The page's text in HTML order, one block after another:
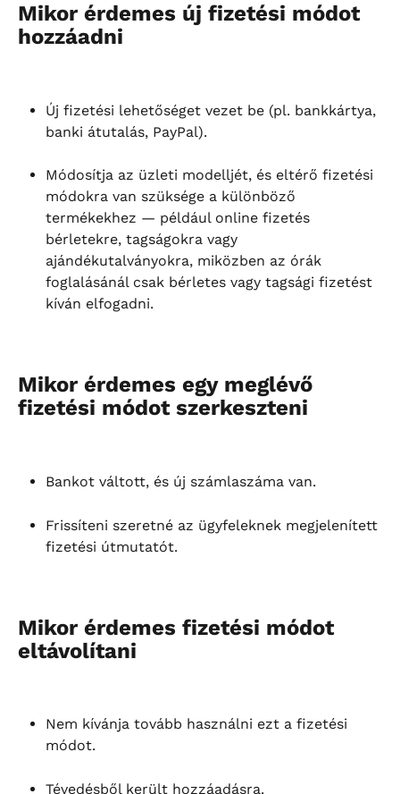
Mikor érdemes új fizetési módot
hozzáadni
Új fizetési lehetőséget vezet be (pl. bankkártya,
banki átutalás, PayPal).
Módosítja az üzleti modelljét, és eltérő fizetési
módokra van szüksége a különböző
termékekhez — például online fizetés
bérletekre, tagságokra vagy
ajándékutalványokra, miközben az órák
foglalásánál csak bérletes vagy tagsági fizetést
kíván elfogadni.
Mikor érdemes egy meglévő
fizetési módot szerkeszteni
Bankot váltott, és új számlaszáma van.
Frissíteni szeretné az ügyfeleknek megjelenített
fizetési útmutatót.
Mikor érdemes fizetési módot
eltávolítani
Nem kívánja tovább használni ezt a fizetési
módot.
Tévedésből került hozzáadásra.